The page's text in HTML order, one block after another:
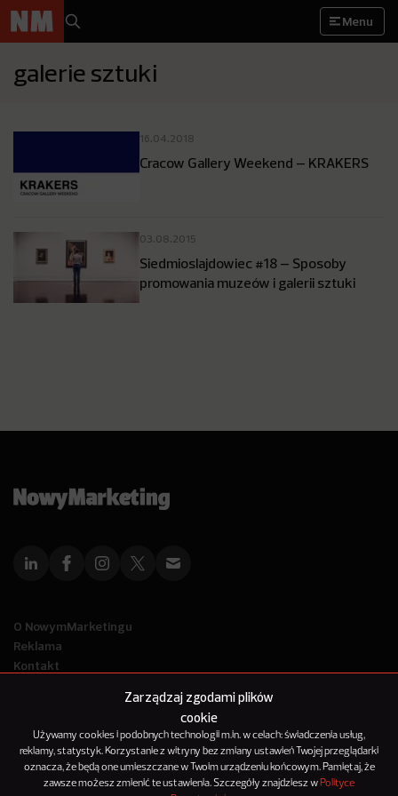
Zarządzaj zgodami plików
cookie
Używamy cookies i podobnych technologii m.in. w celach: świadczenia usług,
reklamy, statystyk. Korzystanie z witryny bez zmiany ustawień Twojej przeglądarki
oznacza, że będą one umieszczane w Twoim urządzeniu końcowym. Pamiętaj, że
zawsze możesz zmienić te ustawienia. Szczegóły znajdziesz w Polityce
Menu
galerie sztuki
16.04.2018
Cracow Gallery Weekend – KRAKERS
03.08.2015
Siedmioslajdowiec #18 – Sposoby
promowania muzeów i galerii sztuki
O NowymMarketingu
Reklama
Kontakt
© 2012-2025